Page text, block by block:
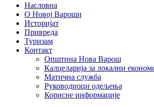
Насловна
О Новој Вароши
Историјат
Привреда
Туризам
Контакт
Општина Нова Варош
Калцеларија за локални
Матична служба
Руководиоци одељења
Корисне информације